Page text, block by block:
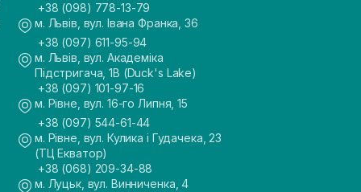
+38 (098) 778-13-79
м. Львів, вул. Івана Франка, 36
+38 (097) 611-95-94
м. Львів, вул. Академіка
Підстригача, 1В (Duck's Lake)
+38 (097) 101-97-16
м. Рівне, вул. 16-го Липня, 15
+38 (097) 544-61-44
м. Рівне, вул. Кулика і Гудачека, 23
(ТЦ Екватор)
+38 (068) 209-34-88
м. Луцьк, вул. Винниченка, 4